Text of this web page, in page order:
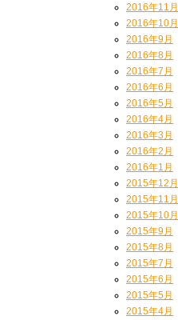
2016年11月
2016年10月
2016年9月
2016年8月
2016年7月
2016年6月
2016年5月
2016年4月
2016年3月
2016年2月
2016年1月
2015年12月
2015年11月
2015年10月
2015年9月
2015年8月
2015年7月
2015年6月
2015年5月
2015年4月